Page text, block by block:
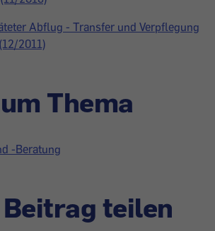
Abflug - Transfer und Verpflegung
2011)
Thema
-Beratung
Beitrag teilen